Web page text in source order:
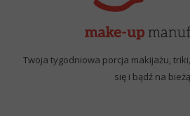
Twoja tygodniowa porcja makijażu,
się i bądź na